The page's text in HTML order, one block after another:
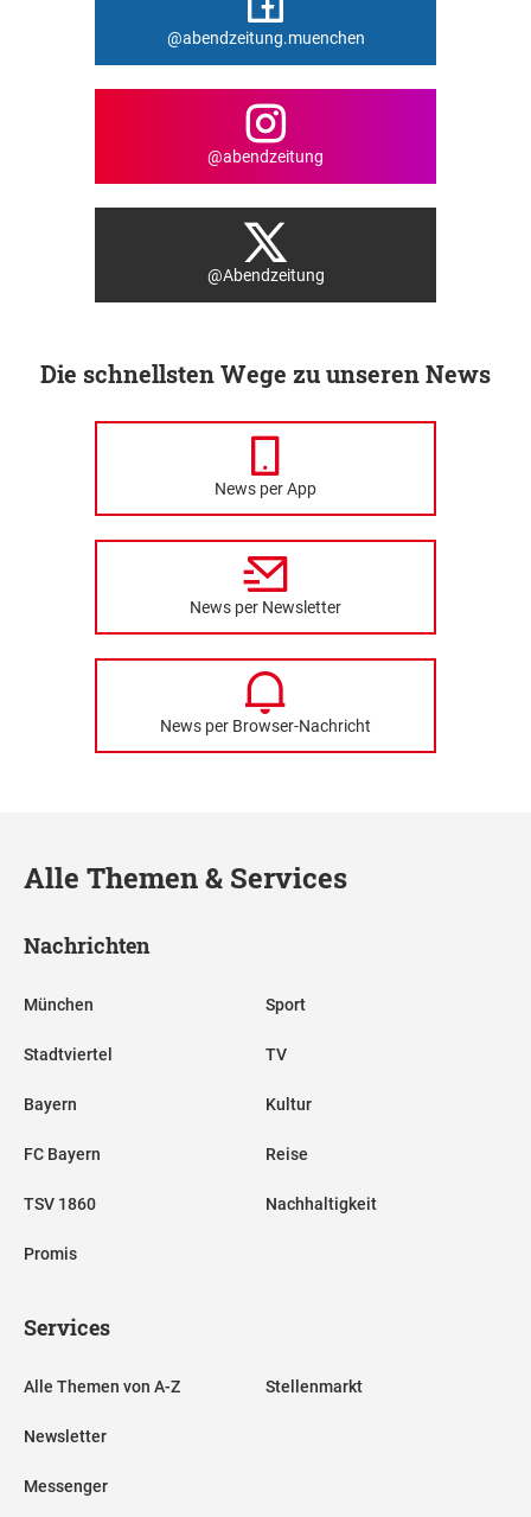
@abendzeitung.muenchen
@abendzeitung
@Abendzeitung
Die schnellsten Wege zu unseren News
News per App
News per Newsletter
News per Browser-Nachricht
Alle Themen & Services
Nachrichten
München
Stadtviertel
Bayern
FC Bayern
TSV 1860
Promis
Sport
TV
Kultur
Reise
Nachhaltigkeit
Services
Alle Themen von A-Z
Newsletter
Messenger
Stellenmarkt